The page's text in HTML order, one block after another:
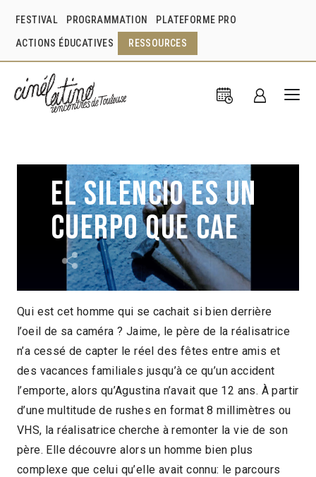
FESTIVAL PROGRAMMATION PLATEFORME PRO
ACTIONS ÉDUCATIVES RESSOURCES
El Silencio es un
cuerpo que cae
Agustina Comedi Argentine 2017
1h15
2018 > Compétition Documentaire
Qui est cet homme qui se cachait si bien derrière
l’oeil de sa caméra ? Jaime, le père de la réalisatrice
n’a cessé de capter le réel des fêtes entre amis et
des vacances familiales jusqu’à ce qu’un accident
l’emporte, alors qu’Agustina n’avait que 12 ans. À partir
d’une multitude de rushes en format 8 millimètres ou
VHS, la réalisatrice cherche à remonter la vie de son
père. Elle découvre alors un homme bien plus
complexe que celui qu’elle avait connu: le parcours